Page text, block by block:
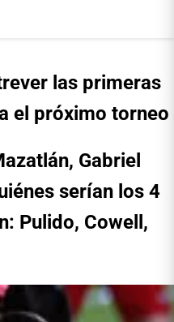
las primeras
el próximo torneo
Gabriel
serían los 4
Pulido, Cowell,